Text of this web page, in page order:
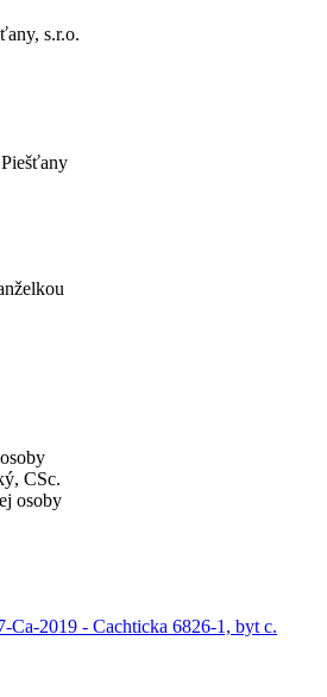
s.r.o.
CSc.
osoby
Ca-2019 - Cachticka 6826-1, byt c.